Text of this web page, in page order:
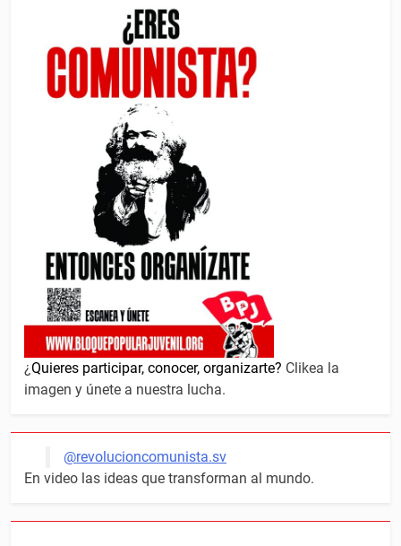
¿Quieres participar, conocer, organizarte? Clikea la
imagen y únete a nuestra lucha.
@revolucioncomunista.sv
En video las ideas que transforman al mundo.